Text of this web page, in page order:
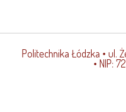
podwieszone
Politechnika Łódzka • ul.
• NIP: